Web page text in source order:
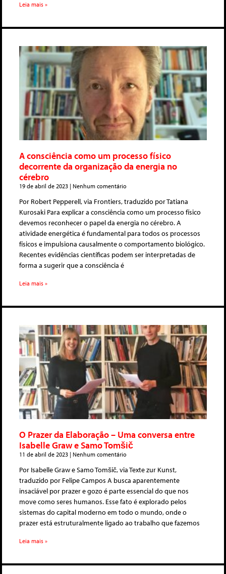
Leia mais »
A consciência como um processo físico
decorrente da organização da energia no
cérebro
19 de abril de 2023 Nenhum comentário
Por Robert Pepperell, via Frontiers, traduzido por Tatiana
Kurosaki Para explicar a consciência como um processo físico
devemos reconhecer o papel da energia no cérebro. A
atividade energética é fundamental para todos os processos
físicos e impulsiona causalmente o comportamento biológico.
Recentes evidências científicas podem ser interpretadas de
forma a sugerir que a consciência é
Leia mais »
O Prazer da Elaboração – Uma conversa entre
Isabelle Graw e Samo Tomšič
11 de abril de 2023 Nenhum comentário
Por Isabelle Graw e Samo Tomšič, via Texte zur Kunst,
traduzido por Felipe Campos A busca aparentemente
insaciável por prazer e gozo é parte essencial do que nos
move como seres humanos. Esse fato é explorado pelos
sistemas do capital moderno em todo o mundo, onde o
prazer está estruturalmente ligado ao trabalho que fazemos
Leia mais »